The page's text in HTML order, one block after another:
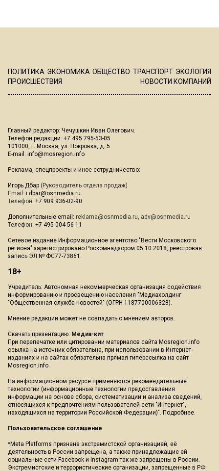
ПОЛИТИКА ЭКОНОМИКА ОБЩЕСТВО ТРАНСПОРТ ЭКОЛОГИЯ
ПРОИСШЕСТВИЯ
НОВОСТИ КОМПАНИЙ
Главный редактор: Чечушкин Иван Олегович.
Телефон редакции: +7 495 795-53-05
101000, г. Москва, ул. Покровка, д. 5
E-mail: info@mosregion.info
Реклама, спецпроекты и иное сотрудничество:
Игорь Дбар (Руководитель отдела продаж)
Email: i.dbar@osnmedia.ru
Телефон: +7 909 936-02-90
Дополнительные email: reklama@osnmedia.ru, adv@osnmedia.ru
Телефон: +7 495 004-56-11
Сетевое издание Информационное агентство "Вести Московского
региона" зарегистрировано Роскомнадзором 05.10.2018, реестровая
запись ЭЛ № ФС77-73861.
18+
Учредитель: Автономная некоммерческая организация содействия
информированию и просвещению населения "Медиахолдинг
"Общественная служба новостей" (ОГРН 1187700006328).
Мнение редакции может не совпадать с мнением авторов.
Скачать презентацию: Медиа-кит
При перепечатке или цитировании материалов сайта Mosregion.info
ссылка на источник обязательна, при использовании в Интернет-
изданиях и на сайтах обязательна прямая гиперссылка на сайт
Mosregion.info.
На информационном ресурсе применяются рекомендательные
технологии (информационные технологии предоставления
информации на основе сбора, систематизации и анализа сведений,
относящихся к предпочтениям пользователей сети "Интернет",
находящихся на территории Российской Федерации)". Подробнее.
Пользовательское соглашение
*Meta Platforms признана экстремистской организацией, её
деятельность в России запрещена, а также принадлежащие ей
социальные сети Facebook и Instagram так же запрещены в России.
Экстремистские и террористические организации, запрещенные в РФ: